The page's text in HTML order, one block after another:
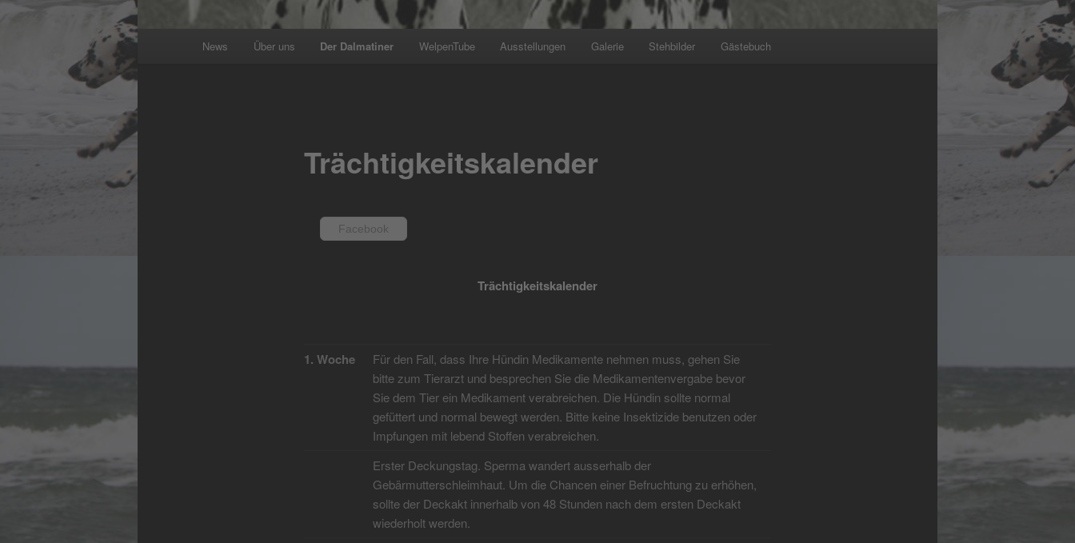
News Über uns Der Dalmatiner WelpenTube Ausstellungen Galerie Stehbilder Gästebuch
Trächtigkeitskalender
Facebook
Trächtigkeitskalender
1. Woche
Für den Fall, dass Ihre Hündin Medikamente nehmen muss, gehen Sie
bitte zum Tierarzt und besprechen Sie die Medikamentenvergabe bevor
Sie dem Tier ein Medikament verabreichen. Die Hündin sollte normal
gefüttert und normal bewegt werden. Bitte keine Insektizide benutzen oder
Impfungen mit lebend Stoffen verabreichen.
Erster Deckungstag. Sperma wandert ausserhalb der
Gebärmutterschleimhaut. Um die Chancen einer Befruchtung zu erhöhen,
sollte der Deckakt innerhalb von 48 Stunden nach dem ersten Deckakt
wiederholt werden.